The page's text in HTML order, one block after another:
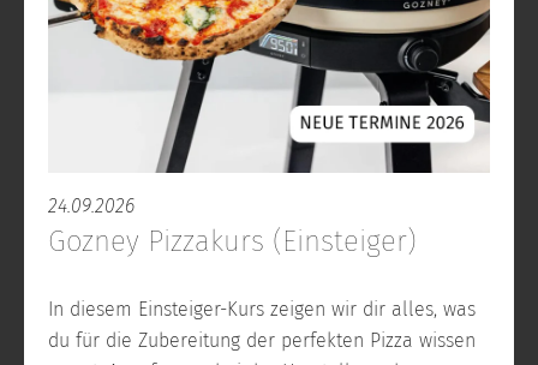
24.09.2026
Gozney Pizzakurs (Einsteiger)
In diesem Einsteiger-Kurs zeigen wir dir alles, was
du für die Zubereitung der perfekten Pizza wissen